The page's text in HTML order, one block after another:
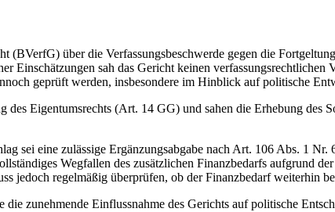
(BVerfG) über die Verfassungsbeschwerde gegen die
Einschätzungen sah das Gericht keinen
geprüft werden, insbesondere im Hinblick auf politische
des Eigentumsrechts (Art. 14 GG) und sahen die Erhebung
sei eine zulässige Ergänzungsabgabe nach Art. 106 Abs. 1 Nr.
Wegfallen des zusätzlichen Finanzbedarfs aufgrund
jedoch regelmäßig überprüfen, ob der Finanzbedarf weiterhin
zunehmende Einflussnahme des Gerichts auf politische